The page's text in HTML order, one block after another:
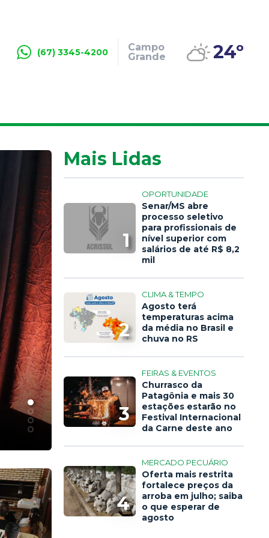
(67) 3345-4200
Campo
Grande
24º
14 FOTOS
Julgamento
Mais Lidas
1
OPORTUNIDADE
Senar/MS abre
processo seletivo
para profissionais de
nível superior com
salários de até R$ 8,2
mil
2
CLIMA & TEMPO
Agosto terá
temperaturas acima
da média no Brasil e
chuva no RS
3
FEIRAS & EVENTOS
Churrasco da
Patagônia e mais 30
estações estarão no
Festival Internacional
da Carne deste ano
4
MERCADO PECUÁRIO
Oferta mais restrita
fortalece preços da
arroba em julho; saiba
o que esperar de
agosto